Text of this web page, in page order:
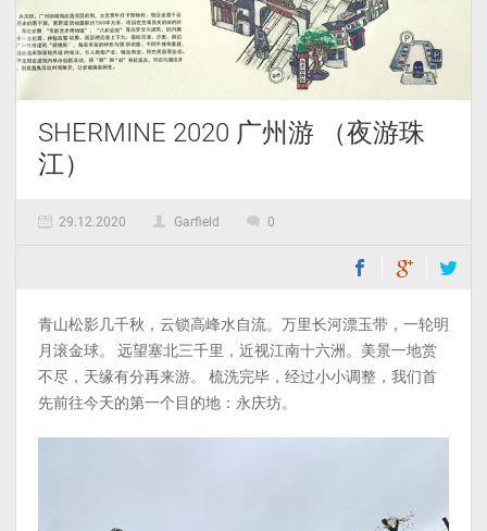
SHERMINE 2020 广州游 （夜游珠
江）
29.12.2020 Garfield 0
青山松影几千秋，云锁高峰水自流。万里长河漂玉带，一轮明
月滚金球。 远望塞北三千里，近视江南十六洲。美景一地赏
不尽，天缘有分再来游。 梳洗完毕，经过小小调整，我们首
先前往今天的第一个目的地：永庆坊。